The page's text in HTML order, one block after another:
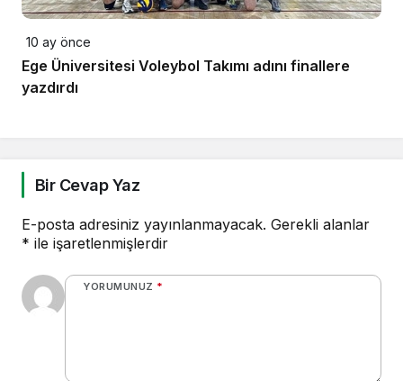
10 ay önce
Ege Üniversitesi Voleybol Takımı adını finallere
yazdırdı
Bir Cevap Yaz
E-posta adresiniz yayınlanmayacak. Gerekli alanlar
* ile işaretlenmişlerdir
YORUMUNUZ *